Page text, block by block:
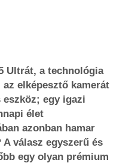
Ultrát, a technológia
elképesztő kamerát
egy igazi
élet
azonban hamar
válasz egyszerű és
egy olyan prémium